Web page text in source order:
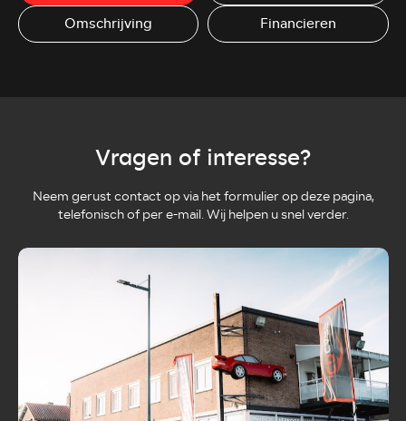
Omschrijving
Financieren
Vragen of interesse?
Neem gerust contact op via het formulier op deze pagina,
telefonisch of per e-mail. Wij helpen u snel verder.